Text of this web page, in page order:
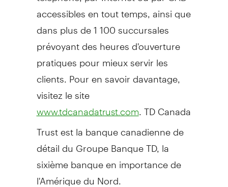
accessibles en tout temps, ainsi que
dans plus de 1 100 succursales
prévoyant des heures d'ouverture
pratiques pour mieux servir les
clients. Pour en savoir davantage,
visitez le site
www.tdcanadatrust.com . TD Canada
Trust est la banque canadienne de
détail du Groupe Banque TD, la
sixième banque en importance de
l'Amérique du Nord.